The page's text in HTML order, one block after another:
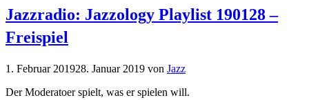
Jazzradio: Jazzology Playlist 190128 –
Freispiel
1. Februar 201928. Januar 2019 von Jazz
Der Moderatoer spielt, was er spielen will.